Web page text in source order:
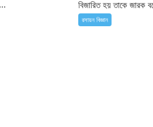
বিজারিত হয় তাকে জারক
রসায়ন বিজ্ঞান